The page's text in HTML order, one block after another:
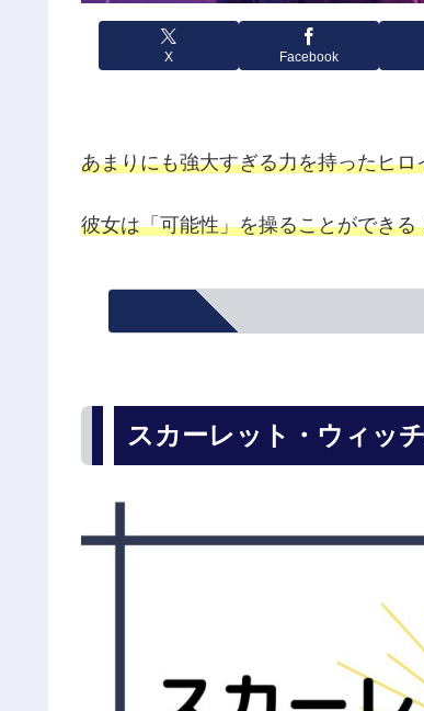
X Facebook
あまりにも強大すぎる力を持ったヒ
彼女は「可能性」を操ることができる
スカーレット・ウィッ